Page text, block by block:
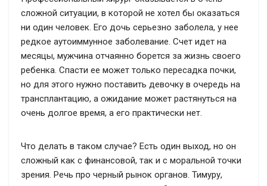
сложной ситуации, в которой не хотел бы оказаться
ни один человек. Его дочь серьезно заболела, у нее
редкое аутоиммунное заболевание. Счет идет на
месяцы, мужчина отчаянно борется за жизнь своего
ребенка. Спасти ее может только пересадка почки,
но для этого нужно поставить девочку в очередь на
трансплантацию, а ожидание может растянуться на
очень долгое время, а его практически нет.
Что делать в таком случае? Есть один выход, но он
сложный как с финансовой, так и с моральной точки
зрения. Речь про черный рынок органов. Тимуру,